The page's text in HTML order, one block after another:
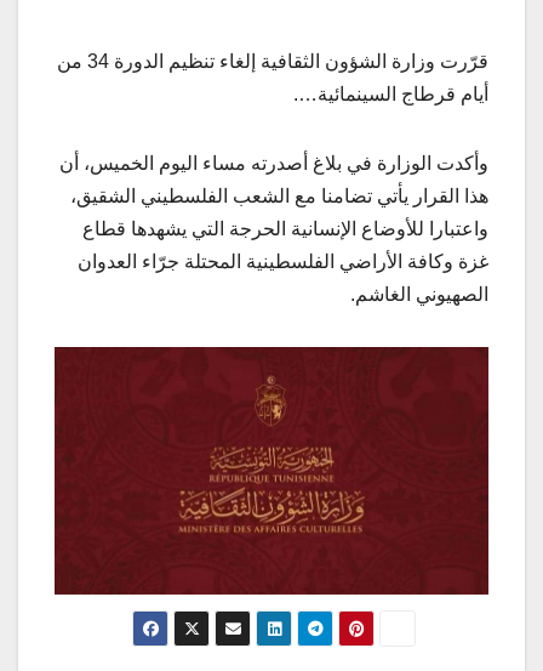
قرّرت وزارة الشؤون الثقافية إلغاء تنظيم الدورة 34 من
أيام قرطاج السينمائية….
وأكدت الوزارة في بلاغ أصدرته مساء اليوم الخميس، أن
هذا القرار يأتي تضامنا مع الشعب الفلسطيني الشقيق،
واعتبارا للأوضاع الإنسانية الحرجة التي يشهدها قطاع
غزة وكافة الأراضي الفلسطينية المحتلة جرّاء العدوان
الصهيوني الغاشم.